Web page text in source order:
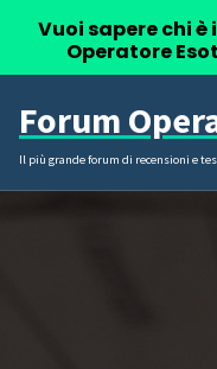
contenuto
Forum
Il più grande forum di recensioni e
Vuoi sapere chi è
Operatore